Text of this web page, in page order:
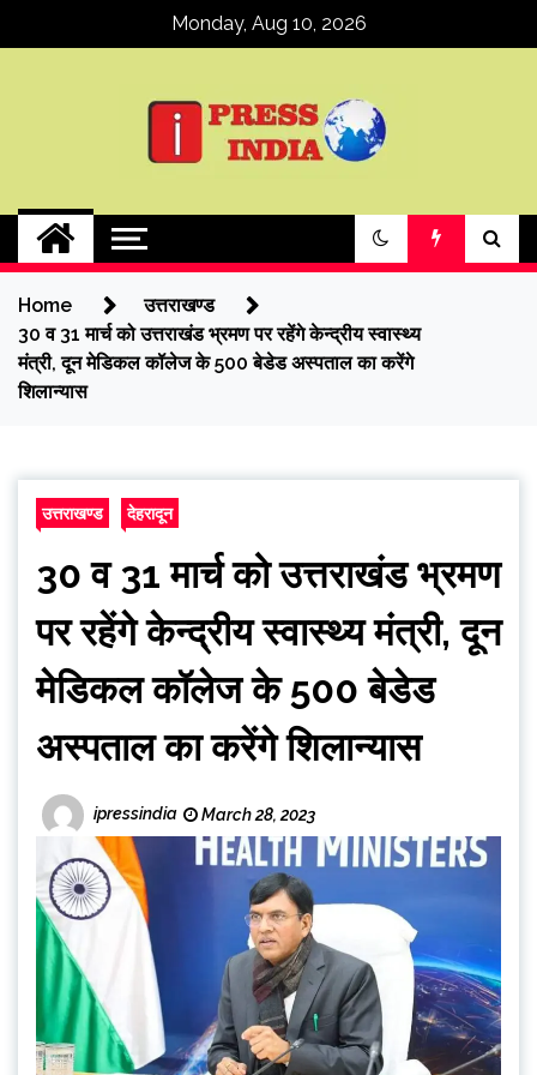
Monday, Aug 10, 2026
ipressindia
Home
उत्तराखण्ड
30 व 31 मार्च को उत्तराखंड भ्रमण पर रहेंगे केन्द्रीय स्वास्थ्य
मंत्री, दून मेडिकल कॉलेज के 500 बेडेड अस्पताल का करेंगे
शिलान्यास
उत्तराखण्ड देहरादून
30 व 31 मार्च को उत्तराखंड भ्रमण
पर रहेंगे केन्द्रीय स्वास्थ्य मंत्री, दून
मेडिकल कॉलेज के 500 बेडेड
अस्पताल का करेंगे शिलान्यास
ipressindia March 28, 2023